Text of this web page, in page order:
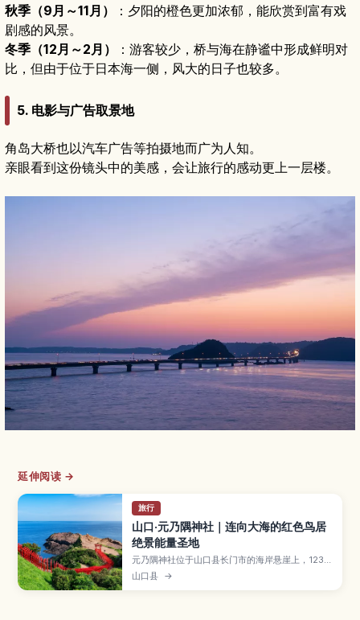
秋季（9月～11月）
：夕阳的橙色更加浓郁，能欣赏到富有戏
剧感的风景。
冬季（12月～2月）
：游客较少，桥与海在静谧中形成鲜明对
比，但由于位于日本海一侧，风大的日子也较多。
5. 电影与广告取景地
角岛大桥也以汽车广告等拍摄地而广为人知。
亲眼看到这份镜头中的美感，会让旅行的感动更上一层楼。
延伸阅读 →
旅行
山口·元乃隅神社｜连向大海的红色鸟居
绝景能量圣地
元乃隅神社位于山口县长门市的海岸悬崖上，123座
红色鸟居一路延伸向日本海，与蓝天碧海构成震撼
的绝景，被CNN评为“日本最美景点”之一。文章将
山口县 →